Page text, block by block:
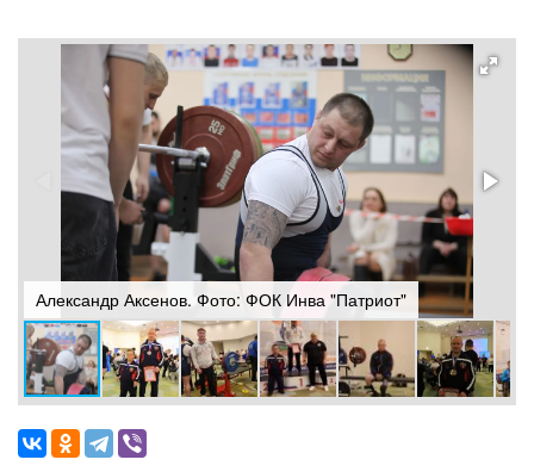
Александр Аксенов. Фото: ФОК Инва "Патриот"